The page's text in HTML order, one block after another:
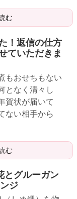
む
！返信の仕方
ていただきま
もおせちもない
となく清々し
賀状が届いて
ない相手から
む
とグルーガン
ジ